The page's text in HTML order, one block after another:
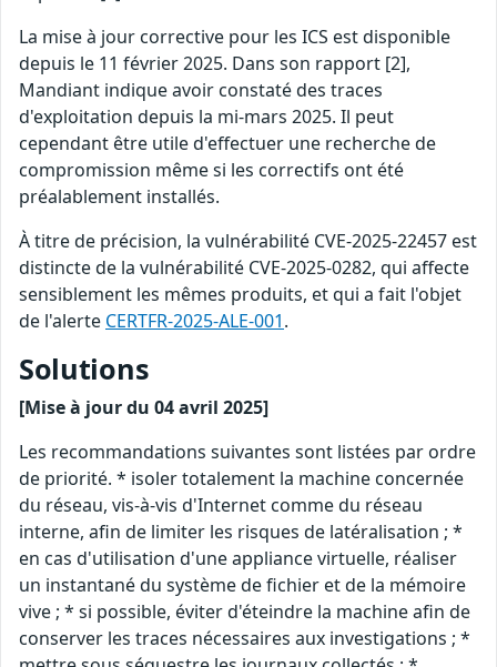
La mise à jour corrective pour les ICS est disponible
depuis le 11 février 2025. Dans son rapport [2],
Mandiant indique avoir constaté des traces
d'exploitation depuis la mi-mars 2025. Il peut
cependant être utile d'effectuer une recherche de
compromission même si les correctifs ont été
préalablement installés.
À titre de précision, la vulnérabilité CVE-2025-22457 est
distincte de la vulnérabilité CVE-2025-0282, qui affecte
sensiblement les mêmes produits, et qui a fait l'objet
de l'alerte CERTFR-2025-ALE-001.
Solutions
[Mise à jour du 04 avril 2025]
Les recommandations suivantes sont listées par ordre
de priorité. * isoler totalement la machine concernée
du réseau, vis-à-vis d'Internet comme du réseau
interne, afin de limiter les risques de latéralisation ; *
en cas d'utilisation d'une appliance virtuelle, réaliser
un instantané du système de fichier et de la mémoire
vive ; * si possible, éviter d'éteindre la machine afin de
conserver les traces nécessaires aux investigations ; *